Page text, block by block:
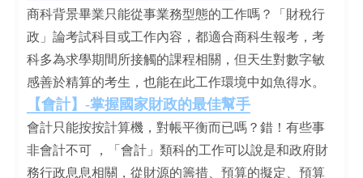
商科背景畢業只能從事業務型態的工作嗎？「財稅行
政」論考試科目或工作內容，都適合商科生報考，考
科多為求學期間所接觸的課程相關，但天生對數字敏
感善於精算的考生，也能在此工作環境中如魚得水。
【會計】-掌握國家財政的最佳幫手
會計只能按按計算機，對帳平衡而已嗎？錯！有些事
非會計不可 ，「會計」類科的工作可以說是和政府財
務行政息息相關，從財源的籌措、預算的擬定、預算